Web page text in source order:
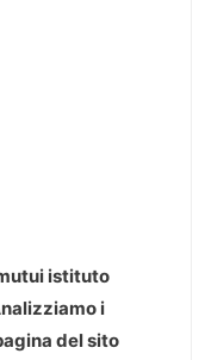
istituto
i
del sito